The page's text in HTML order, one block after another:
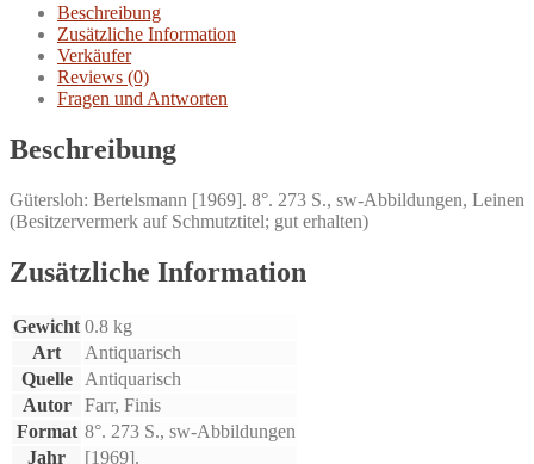
Geschichte
Buches
Vom
verweht.
Menge
Beschreibung
Zusätzliche Information
Verkäufer
Reviews (0)
Fragen und Antworten
Beschreibung
Gütersloh: Bertelsmann [1969]. 8°. 273 S., sw-Abbildungen, Leinen
(Besitzervermerk auf Schmutztitel; gut erhalten)
Zusätzliche Information
Gewicht 0.8 kg
Art
Antiquarisch
Quelle
Antiquarisch
Autor
Farr, Finis
Format 8°. 273 S., sw-Abbildungen
Jahr
[1969].